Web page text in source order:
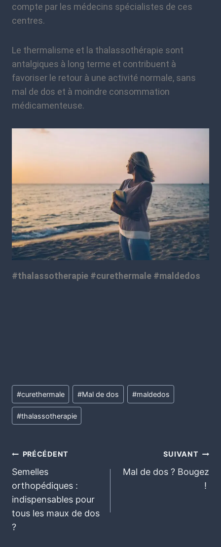
compte par les médecins spécialistes de ces
centres.
Le thermalisme et la thalassothérapie sont
antalgiques à long terme et contribuent à
favoriser le retour à une activité normale, sans
mal de dos et à moindre consommation
médicamenteuse.
#thalassotherapie #curethermale #maldedos
#curethermale #Mal de dos #maldedos
#thalassotherapie
PRÉCÉDENT
Semelles
orthopédiques :
indispensables pour
tous les maux de dos
?
SUIVANT
Mal de dos ? Bougez
! ‍